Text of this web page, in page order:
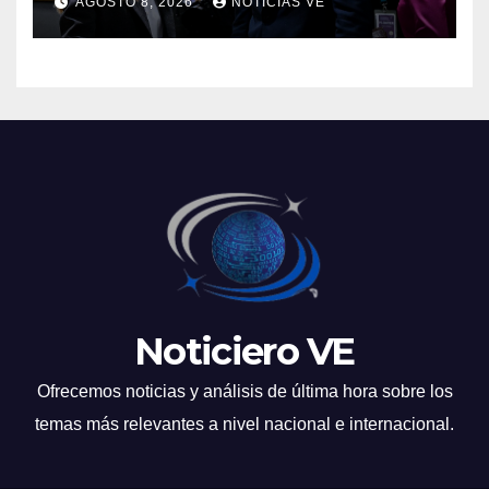
a retirar las restricciones
Noticiero VE
Ofrecemos noticias y análisis de última hora sobre los
temas más relevantes a nivel nacional e internacional.